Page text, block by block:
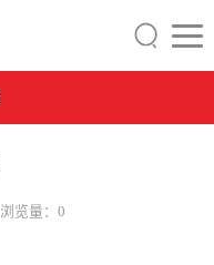
浏览量： 0